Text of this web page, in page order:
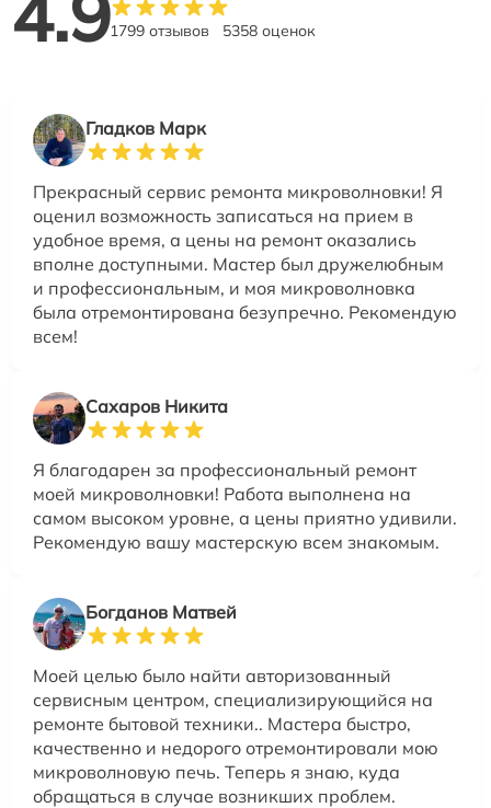
1799 отзывов 5358 оценок
Гладков Марк
Прекрасный сервис ремонта микроволновки! Я
оценил возможность записаться на прием в
удобное время, а цены на ремонт оказались
вполне доступными. Мастер был дружелюбным
и профессиональным, и моя микроволновка
была отремонтирована безупречно. Рекомендую
всем!
Сахаров Никита
Я благодарен за профессиональный ремонт
моей микроволновки! Работа выполнена на
самом высоком уровне, а цены приятно удивили.
Рекомендую вашу мастерскую всем знакомым.
Богданов Матвей
Моей целью было найти авторизованный
сервисным центром, специализирующийся на
ремонте бытовой техники.. Мастера быстро,
качественно и недорого отремонтировали мою
микроволновую печь. Теперь я знаю, куда
обращаться в случае возникших проблем.